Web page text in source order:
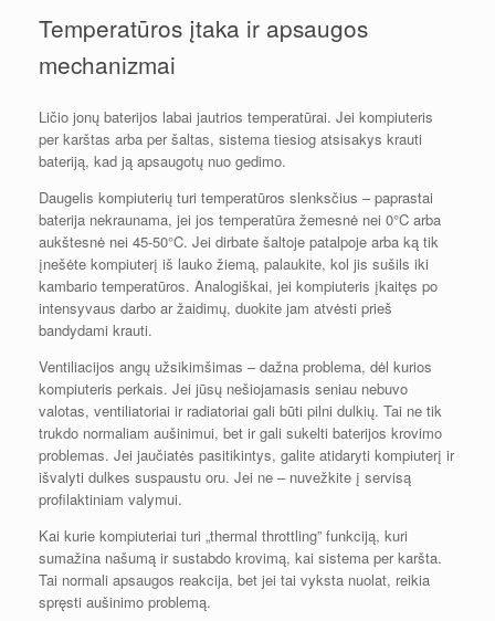
Temperatūros įtaka ir apsaugos
mechanizmai
Ličio jonų baterijos labai jautrios temperatūrai. Jei kompiuteris
per karštas arba per šaltas, sistema tiesiog atsisakys krauti
bateriją, kad ją apsaugotų nuo gedimo.
Daugelis kompiuterių turi temperatūros slenksčius – paprastai
baterija nekraunama, jei jos temperatūra žemesnė nei 0°C arba
aukštesnė nei 45-50°C. Jei dirbate šaltoje patalpoje arba ką tik
įnešėte kompiuterį iš lauko žiemą, palaukite, kol jis sušils iki
kambario temperatūros. Analogiškai, jei kompiuteris įkaitęs po
intensyvaus darbo ar žaidimų, duokite jam atvėsti prieš
bandydami krauti.
Ventiliacijos angų užsikimšimas – dažna problema, dėl kurios
kompiuteris perkais. Jei jūsų nešiojamasis seniau nebuvo
valotas, ventiliatoriai ir radiatoriai gali būti pilni dulkių. Tai ne tik
trukdo normaliam aušinimui, bet ir gali sukelti baterijos krovimo
problemas. Jei jaučiatės pasitikintys, galite atidaryti kompiuterį ir
išvalyti dulkes suspaustu oru. Jei ne – nuvežkite į servisą
profilaktiniam valymui.
Kai kurie kompiuteriai turi „thermal throttling” funkciją, kuri
sumažina našumą ir sustabdo krovimą, kai sistema per karšta.
Tai normali apsaugos reakcija, bet jei tai vyksta nuolat, reikia
spręsti aušinimo problemą.